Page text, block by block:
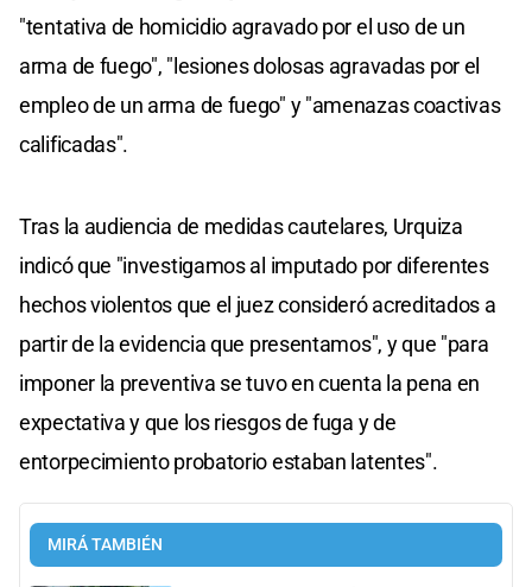
"tentativa de homicidio agravado por el uso de un
arma de fuego", "lesiones dolosas agravadas por el
empleo de un arma de fuego" y "amenazas coactivas
calificadas".
Tras la audiencia de medidas cautelares, Urquiza
indicó que "investigamos al imputado por diferentes
hechos violentos que el juez consideró acreditados a
partir de la evidencia que presentamos", y que "para
imponer la preventiva se tuvo en cuenta la pena en
expectativa y que los riesgos de fuga y de
entorpecimiento probatorio estaban latentes".
MIRÁ TAMBIÉN